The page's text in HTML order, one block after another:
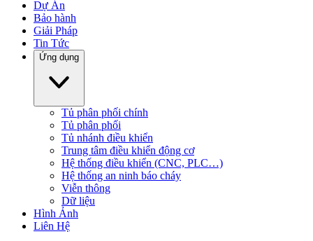
Dự Án
Bảo hành
Giải Pháp
Tin Tức
Ứng dụng
Tủ phân phối chính
Tủ phân phối
Tủ nhánh điều khiển
Trung tâm điều khiển động cơ
Hệ thống điều khiển (CNC, PLC…)
Hệ thống an ninh báo cháy
Viễn thông
Dữ liệu
Hình Ảnh
Liên Hệ